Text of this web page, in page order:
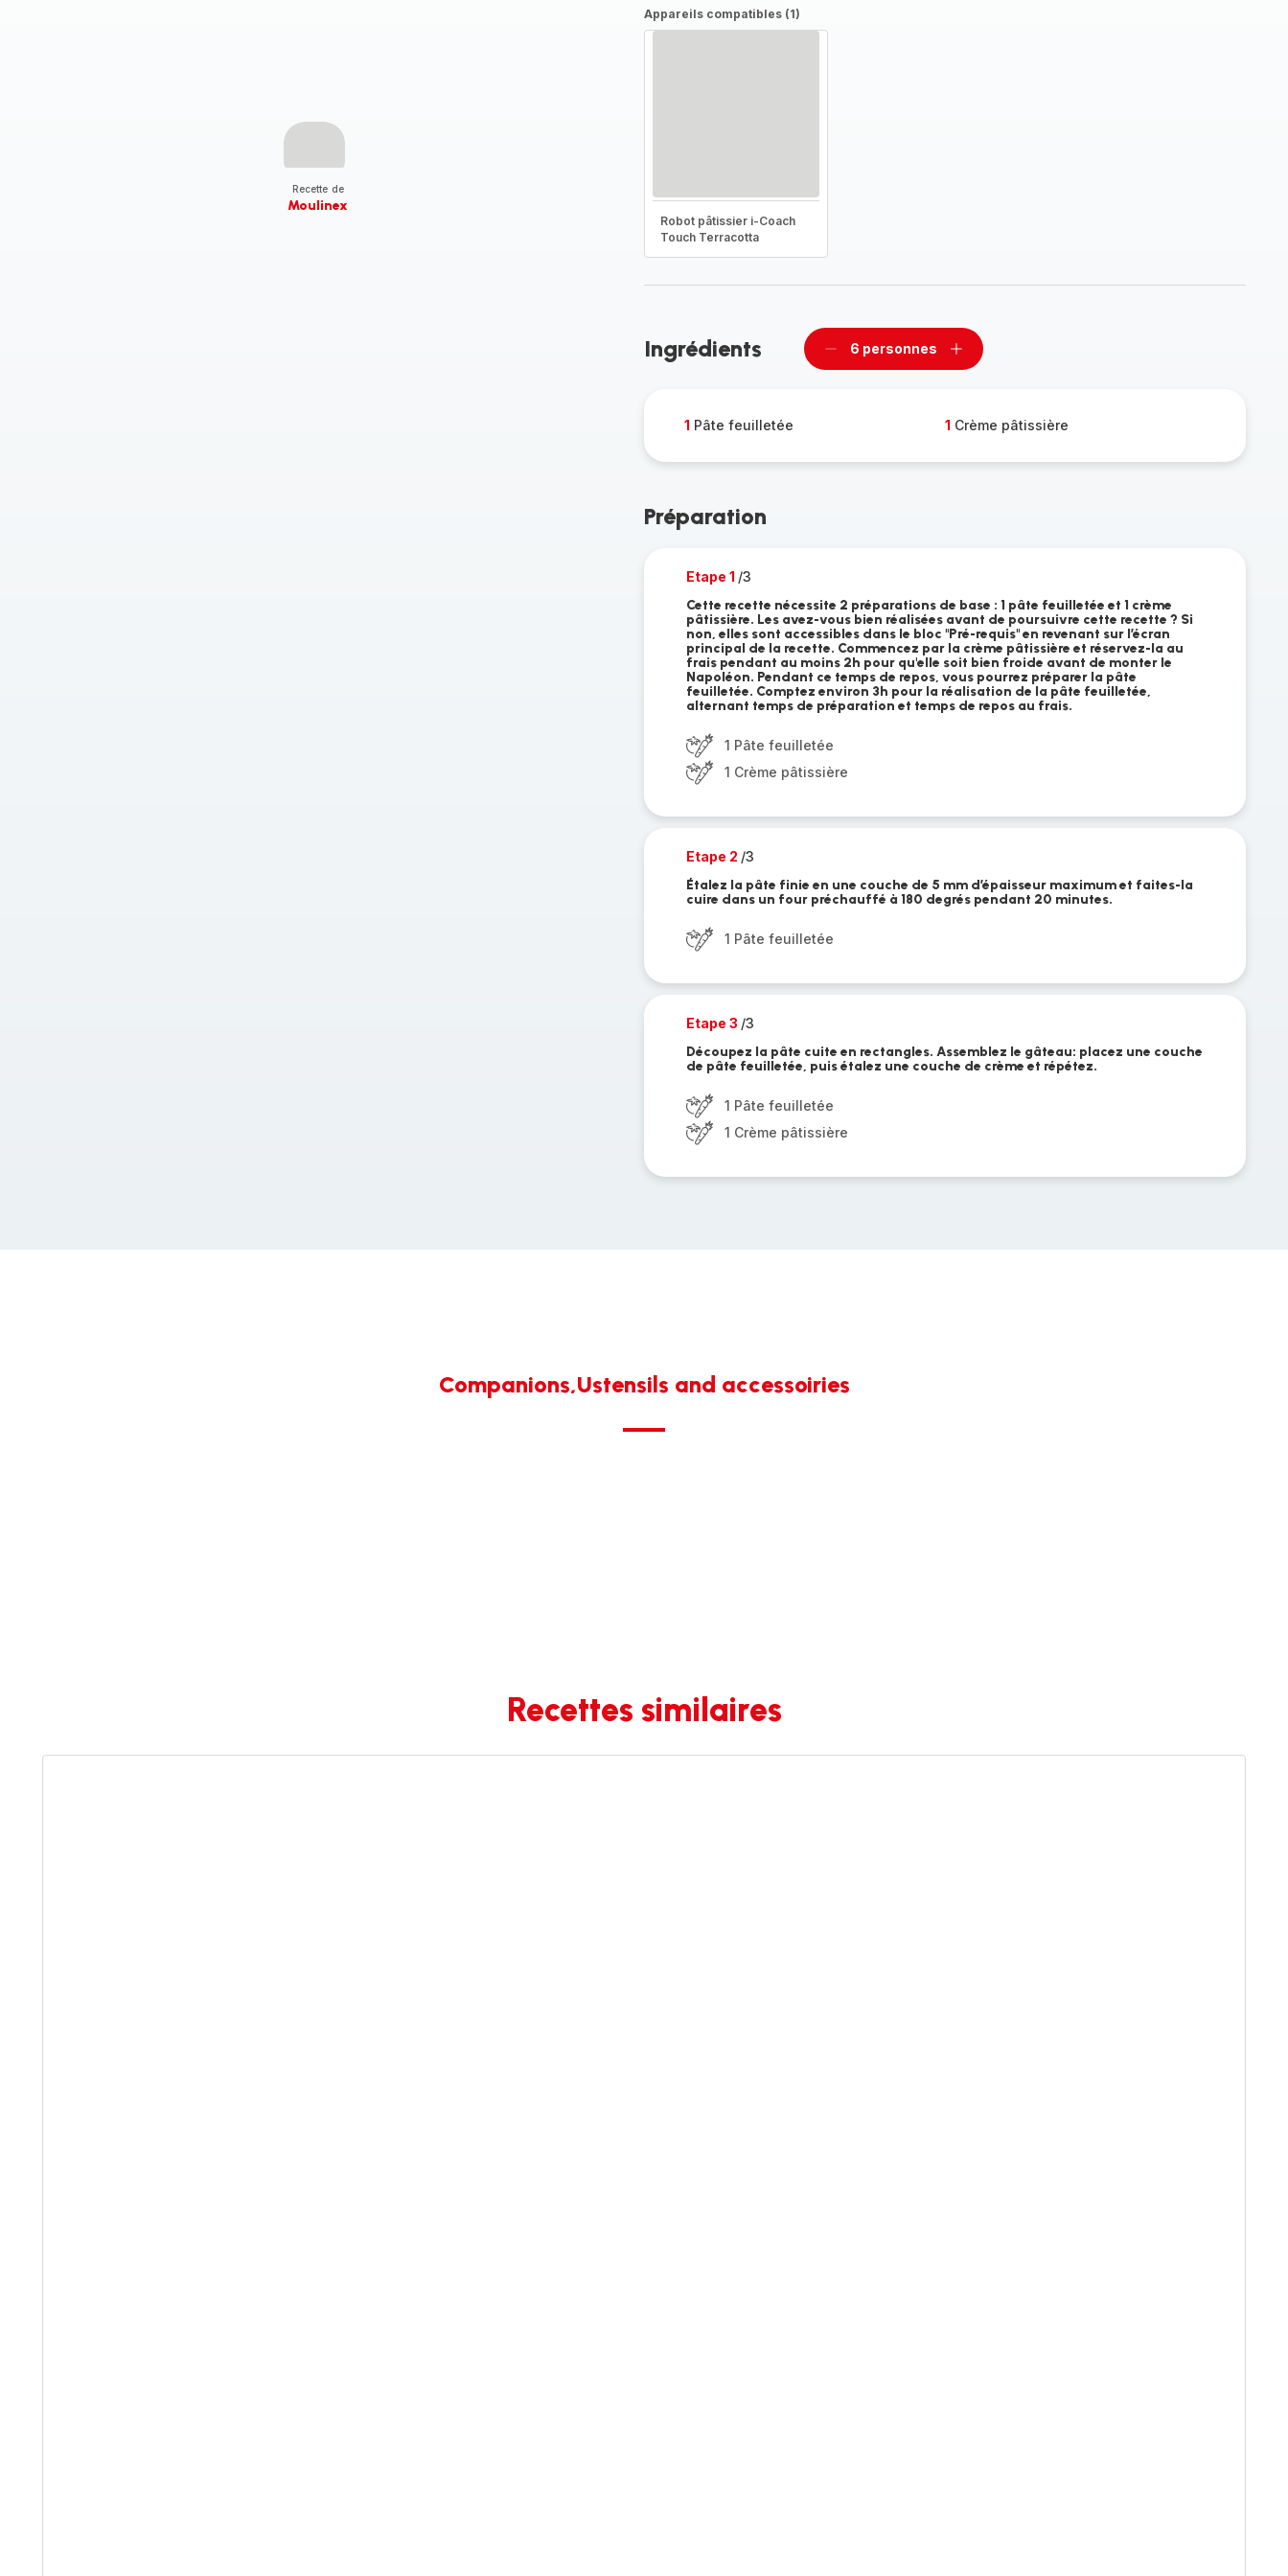
Recette de
Moulinex
Appareils compatibles (1)
Robot pâtissier i-Coach
Touch Terracotta
Ingrédients
Supprimer
6 personnes
Ajouter
1 Pâte feuilletée 1 Crème pâtissière
Préparation
Etape 1 /3
Cette recette nécessite 2 préparations de base : 1 pâte feuilletée et 1 crème
pâtissière. Les avez-vous bien réalisées avant de poursuivre cette recette ? Si
non, elles sont accessibles dans le bloc "Pré-requis" en revenant sur l’écran
principal de la recette. Commencez par la crème pâtissière et réservez-la au
frais pendant au moins 2h pour qu'elle soit bien froide avant de monter le
Napoléon. Pendant ce temps de repos, vous pourrez préparer la pâte
feuilletée. Comptez environ 3h pour la réalisation de la pâte feuilletée,
alternant temps de préparation et temps de repos au frais.
1 Pâte feuilletée
1 Crème pâtissière
Etape 2 /3
Étalez la pâte finie en une couche de 5 mm d’épaisseur maximum et faites-la
cuire dans un four préchauffé à 180 degrés pendant 20 minutes.
1 Pâte feuilletée
Etape 3 /3
Découpez la pâte cuite en rectangles. Assemblez le gâteau: placez une couche
de pâte feuilletée, puis étalez une couche de crème et répétez.
1 Pâte feuilletée
1 Crème pâtissière
Companions,Ustensils and accessoiries
Recettes similaires